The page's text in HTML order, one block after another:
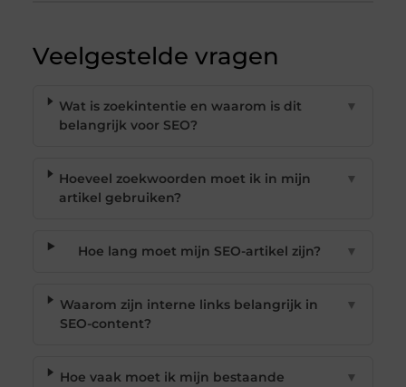
Veelgestelde vragen
Wat is zoekintentie en waarom is dit
belangrijk voor SEO?
▼
Hoeveel zoekwoorden moet ik in mijn
artikel gebruiken?
▼
Hoe lang moet mijn SEO-artikel zijn? ▼
Waarom zijn interne links belangrijk in
SEO-content?
▼
Hoe vaak moet ik mijn bestaande
▼